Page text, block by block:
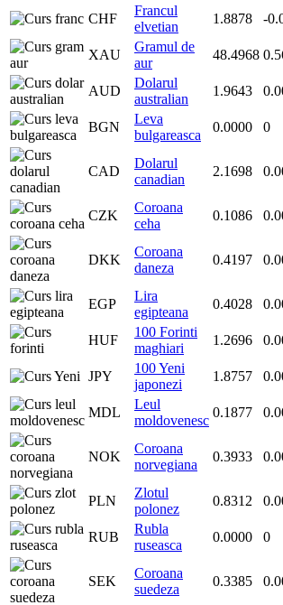
CHF
Francul
elvetian
1.8878 -
XAU
Gramul de
aur
48.4968
AUD
Dolarul
australian
1.9643
BGN
Leva
bulgareasca
0.0000 0
CAD
Dolarul
canadian
2.1698
CZK
Coroana
ceha
0.1086
DKK
Coroana
daneza
0.4197
EGP
Lira
egipteana
0.4028
HUF
100 Forinti
maghiari
1.2696
JPY
100 Yeni
japonezi
1.8757
MDL
Leul
moldovenesc
0.1877
NOK
Coroana
norvegiana
0.3933
PLN
Zlotul
polonez
0.8312
RUB
Rubla
ruseasca
0.0000 0
SEK
Coroana
suedeza
0.3385